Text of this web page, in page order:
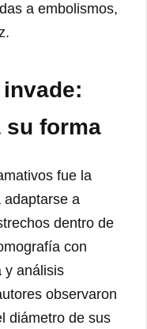
a embolismos,
su forma
fue la
adaptarse a
dentro de
con
y análisis
observaron
diámetro de sus